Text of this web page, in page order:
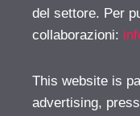
del settore. Per
collaborazioni:
This website is
advertising,